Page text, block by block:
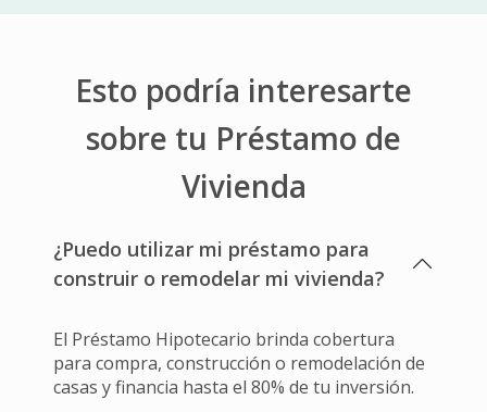
Esto podría interesarte
sobre tu Préstamo de
Vivienda
¿Puedo utilizar mi préstamo para
construir o remodelar mi vivienda?
El Préstamo Hipotecario brinda cobertura
para compra, construcción o remodelación de
casas y financia hasta el 80% de tu inversión.